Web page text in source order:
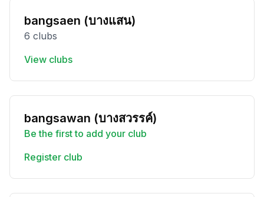
bangsaen (บางแสน)
6 clubs
View clubs
bangsawan (บางสวรรค์)
Be the first to add your club
Register club